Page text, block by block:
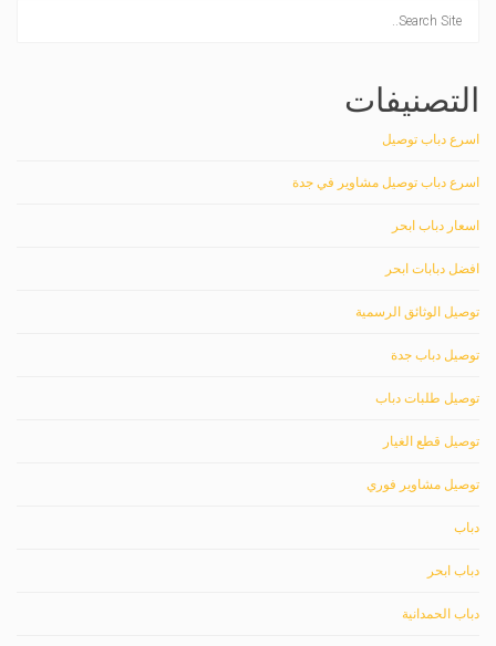
التصنيفات
اسرع دباب توصيل
اسرع دباب توصيل مشاوير في جدة
اسعار دباب ابحر
افضل دبابات ابحر
توصيل الوثائق الرسمية
توصيل دباب جدة
توصيل طلبات دباب
توصيل قطع الغيار
توصيل مشاوير فوري
دباب
دباب ابحر
دباب الحمدانية